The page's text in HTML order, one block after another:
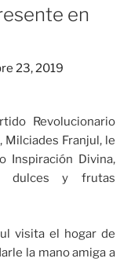
en
23, 2019
Revolucionario
Franjul, le
Inspiración Divina,
dulces y frutas
visita el hogar de
la mano amiga a